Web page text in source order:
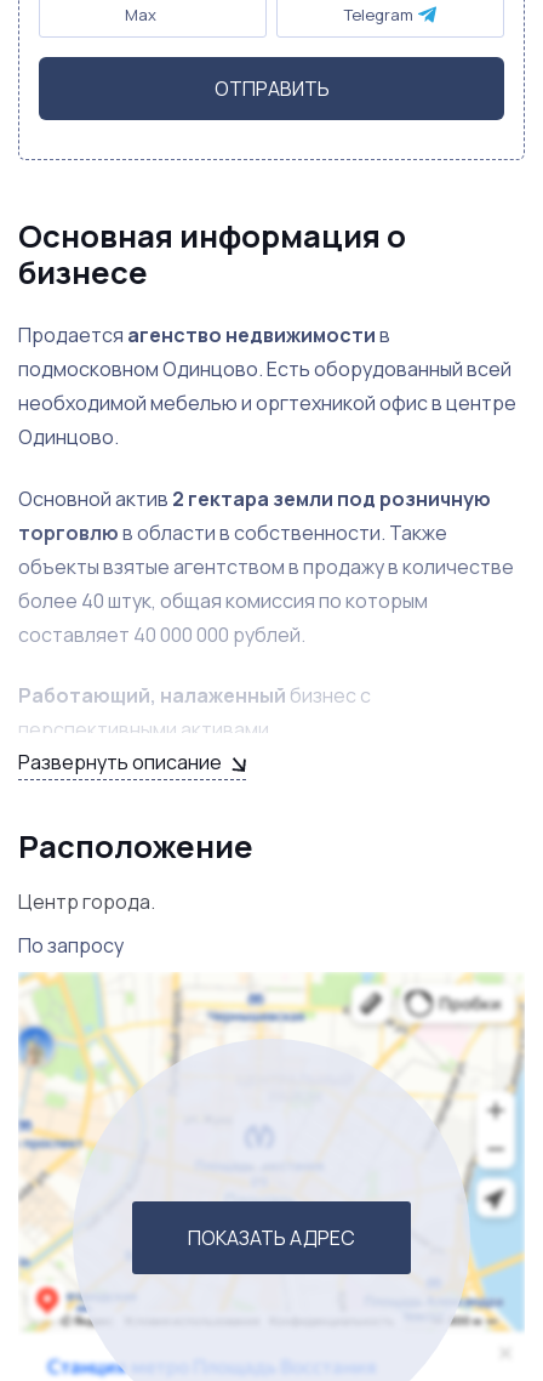
Max Telegram
ОТПРАВИТЬ
Основная информация о
бизнесе
Продается агенство недвижимостив
подмосковном Одинцово. Есть оборудованный всей
необходимой мебелью и оргтехникой офис в центре
Одинцово.
Основной актив 2 гектара земли под розничную
торговлюв области в собственности. Также
объекты взятые агентством в продажу в количестве
более 40 штук, общая комиссия по которым
составляет 40 000 000 рублей.
Работающий, налаженный бизнес с
перспективными активами.
Развернуть описание
Расположение
Центр города.
По запросу
ПОКАЗАТЬ АДРЕС